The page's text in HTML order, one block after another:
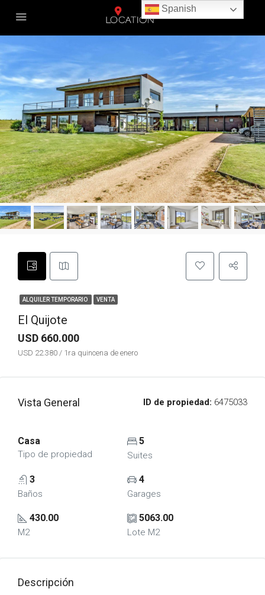
ALQUILER TEMPORARIO VENTA
El Quijote
USD 660.000
USD 22.380 / 1ra quincena de enero
Vista General ID de propiedad: 6475033
Casa
Tipo de propiedad
5
Suites
3
Baños
4
Garages
430.00
M2
5063.00
Lote M2
Descripción
Spanish